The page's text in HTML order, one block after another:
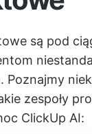
są pod
Poznajmy
zespoły
ClickUp AI: